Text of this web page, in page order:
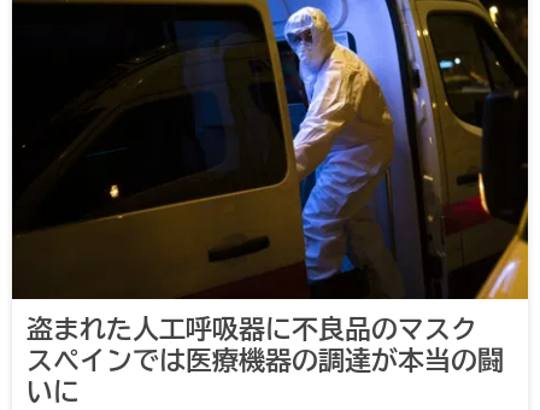
盗まれた人工呼吸器に不良品のマスク
スペインでは医療機器の調達が本当の闘
いに